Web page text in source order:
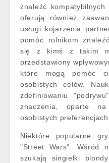
znaleźć
oferują również
usługi kojarzenia
pomóc rolnikom
się z kimś z takim
przedstawiony
które mogą pomóc
osobistych celów.
zdefiniowaniu
znaczenia, oparte
osobistych preferencjach.
Niektóre popularne
"Street Wars". Wśród
szukają singielki